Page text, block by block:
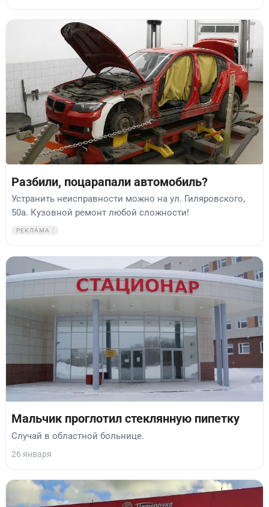
Разбили, поцарапали автомобиль?
Устранить неисправности можно на ул. Гиляровского,
50а. Кузовной ремонт любой сложности!
РЕКЛАМА
Мальчик проглотил стеклянную пипетку
Случай в областной больнице.
26 января